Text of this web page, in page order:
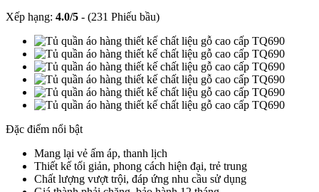
Xếp hạng: 4.0/5 - (231 Phiếu bầu)
Đặc điểm nổi bật
Mang lại vẻ ấm áp, thanh lịch
Thiết kế tối giản, phong cách hiện đại, trẻ trung
Chất lượng vượt trội, đáp ứng nhu cầu sử dụng